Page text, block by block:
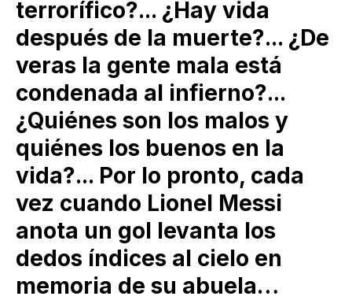
terrorífico?... ¿Hay vida
después de la muerte?... ¿De
veras la gente mala está
condenada al infierno?...
¿Quiénes son los malos y
quiénes los buenos en la
vida?... Por lo pronto, cada
vez cuando Lionel Messi
anota un gol levanta los
dedos índices al cielo en
memoria de su abuela…